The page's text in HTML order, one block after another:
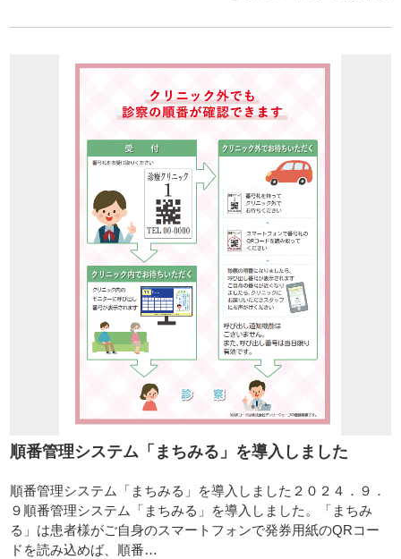
順番管理システム「まちみる」を導入しました
順番管理システム「まちみる」を導入しました２０２４．９．
９順番管理システム「まちみる」を導入しました。「まちみ
る」は患者様がご自身のスマートフォンで発券用紙のQRコー
ドを読み込めば、順番…